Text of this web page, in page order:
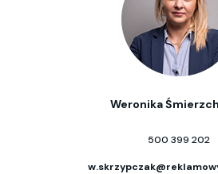
Weronika
500 399 202